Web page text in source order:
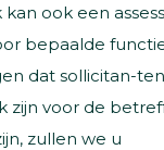
ook een
bepaalde
dat sollicitan-
zijn voor de
zullen we u